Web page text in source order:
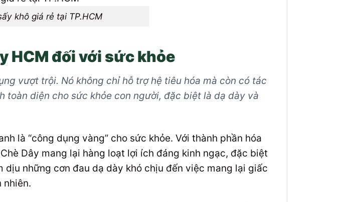
khô giá rẻ tại TP.HCM
HCM đối với sức khỏe
vượt trội. Nó không chỉ hỗ trợ hệ tiêu hóa mà còn có tác
toàn diện cho sức khỏe con người, đặc biệt là dạ dày và
là “công dụng vàng” cho sức khỏe. Với thành phần hóa
Dây mang lại hàng loạt lợi ích đáng kinh ngạc, đặc biệt
những cơn đau dạ dày khó chịu đến việc mang lại giấc
nhiên.